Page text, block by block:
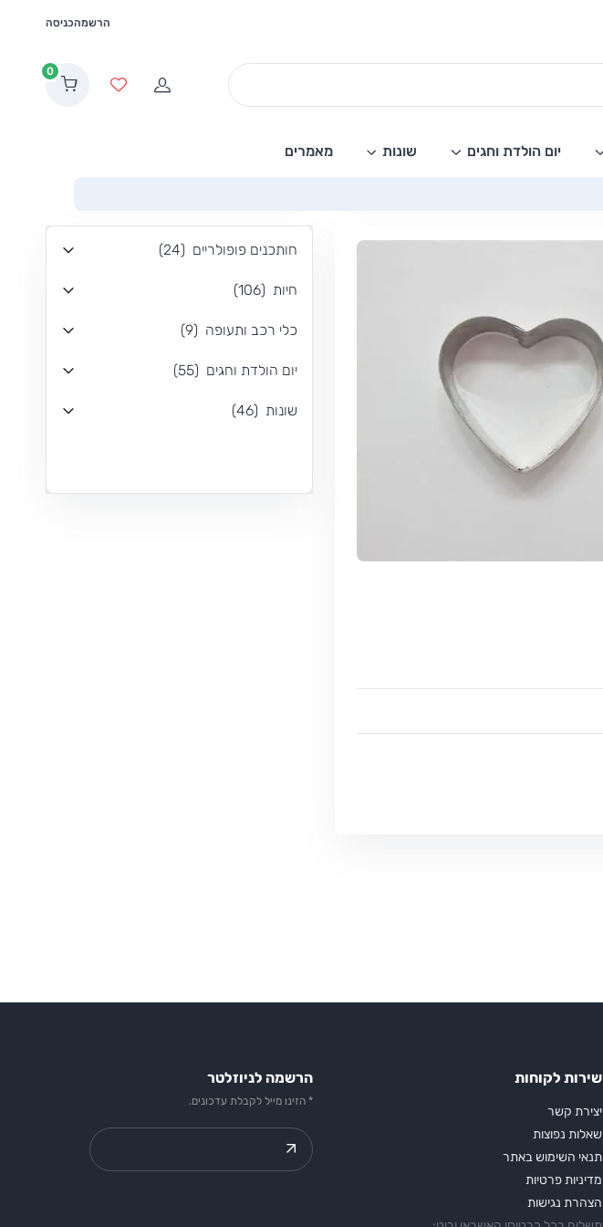
הרשמהכניסה
הרשמהמועדפים
0
יום הולדת וחגים שונות מאמרים
חותכנים פופולריים (
24
)
חיות (
106
)
כלי רכב ותעופה (
9
)
יום הולדת וחגים (
55
)
שונות (
46
)
שירות לקוחות
יצירת קשר
שאלות נפוצות
תנאי השימוש באתר
מדיניות פרטיות
הצהרת נגישות
הרשמה לניוזלטר
* הזינו מייל לקבלת עדכונים.